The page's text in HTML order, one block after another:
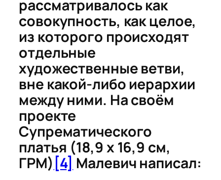
рассматривалось как
совокупность, как целое,
из которого происходят
отдельные
художественные ветви,
вне какой-либо иерархии
между ними. На своём
проекте
Супрематического
платья (18,9 х 16,9 см,
ГРМ) [4] Малевич написал: